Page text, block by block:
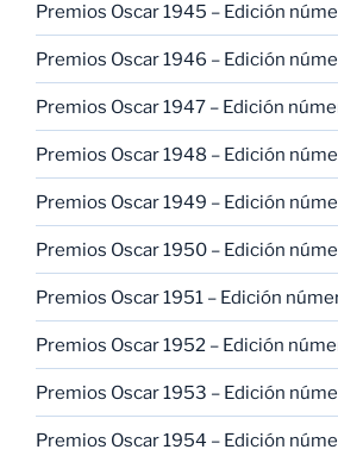
Premios Oscar 1945 – Edición
Premios Oscar 1946 – Edición
Premios Oscar 1947 – Edición
Premios Oscar 1948 – Edición
Premios Oscar 1949 – Edición
Premios Oscar 1950 – Edición
Premios Oscar 1951 – Edición
Premios Oscar 1952 – Edición
Premios Oscar 1953 – Edición
Premios Oscar 1954 – Edición